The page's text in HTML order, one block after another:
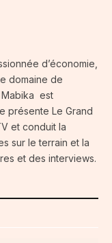
d’économie,
domaine de
est
présente Le Grand
et conduit la
sur le terrain et la
et des interviews.